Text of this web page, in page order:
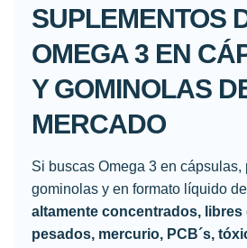
SUPLEMENTOS
OMEGA 3 EN
Y GOMINOLAS
MERCADO
Si buscas Omega 3 en cápsulas,
gominolas y en formato líquido de
altamente concentrados, libres
pesados, mercurio, PCB´s,